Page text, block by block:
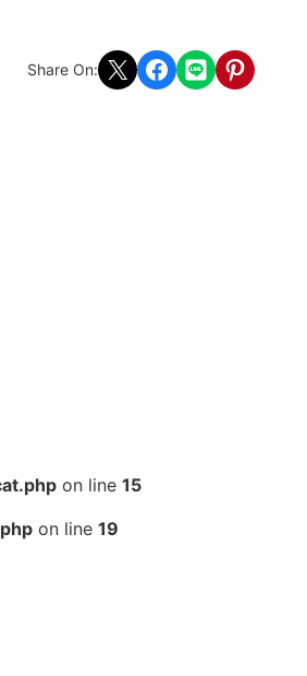
Share On: Share on X Share on Facebook
Share on LINEShare on
on line 15
on line 19